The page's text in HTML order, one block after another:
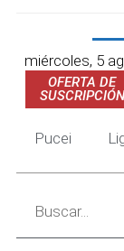
miércoles, 5
OFERTA DE
SUSCRIPCIÓN
Pucei